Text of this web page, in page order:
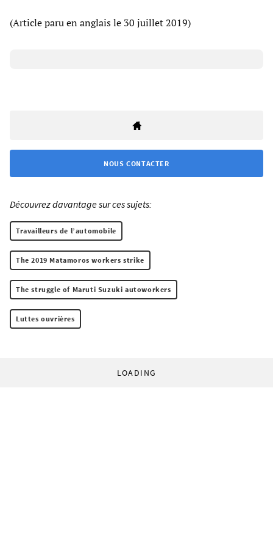
(Article paru en anglais le 30 juillet 2019)
NOUS CONTACTER
Découvrez davantage sur ces sujets:
Travailleurs de l’automobile
The 2019 Matamoros workers strike
The struggle of Maruti Suzuki autoworkers
Luttes ouvrières
LOADING